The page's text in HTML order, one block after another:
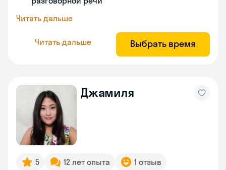
Читать дальше
Читать дальше Выбрать время
Джамиля
5 12 лет опыта 1 отзыв